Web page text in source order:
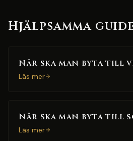
Hjälpsamma
När ska man byta till
Läs mer
När ska man byta till
Läs mer